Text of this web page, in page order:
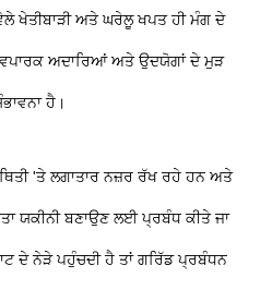
ਖੇਤੀਬਾੜੀ ਅਤੇ ਘਰੇਲੂ ਖਪਤ ਹੀ ਮੰਗ ਦੇ
ਅਦਾਰਿਆਂ ਅਤੇ ਉਦਯੋਗਾਂ ਦੇ ਮੁੜ
ਹੈ।
'ਤੇ ਲਗਾਤਾਰ ਨਜ਼ਰ ਰੱਖ ਰਹੇ ਹਨ ਅਤੇ
ਯਕੀਨੀ ਬਣਾਉਣ ਲਈ ਪ੍ਰਬੰਧ ਕੀਤੇ ਜਾ
ਦੇ ਨੇੜੇ ਪਹੁੰਚਦੀ ਹੈ ਤਾਂ ਗਰਿੱਡ ਪ੍ਰਬੰਧਨ